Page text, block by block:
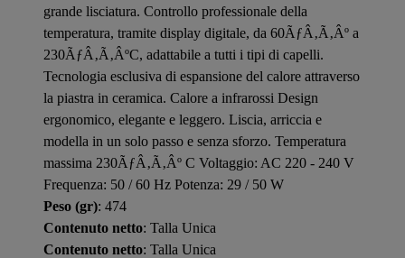
grande lisciatura. Controllo professionale della
temperatura, tramite display digitale, da 60ÃƒÂ‚Ã‚Âº a
230ÃƒÂ‚Ã‚ÂºC, adattabile a tutti i tipi di capelli.
Tecnologia esclusiva di espansione del calore attraverso
la piastra in ceramica. Calore a infrarossi Design
ergonomico, elegante e leggero. Liscia, arriccia e
modella in un solo passo e senza sforzo. Temperatura
massima 230ÃƒÂ‚Ã‚Âº C Voltaggio: AC 220 - 240 V
Frequenza: 50 / 60 Hz Potenza: 29 / 50 W
Peso (gr): 474
Contenuto netto: Talla Unica
Contenuto netto: Talla Unica